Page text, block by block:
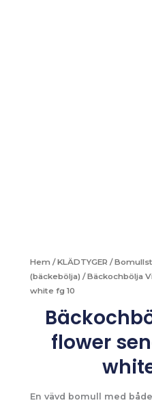
Hem /KLÄDTYGER /
(bäckebölja) / Bäckochbölja
white fg 10
flower
En vävd bomull med